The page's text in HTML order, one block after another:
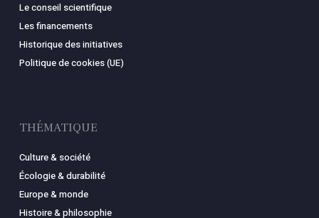
Le conseil scientifique
Les financements
Historique des initiatives
Politique de cookies (UE)
THÉMATIQUE
Culture & société
Écologie & durabilité
Europe & monde
Histoire & philosophie